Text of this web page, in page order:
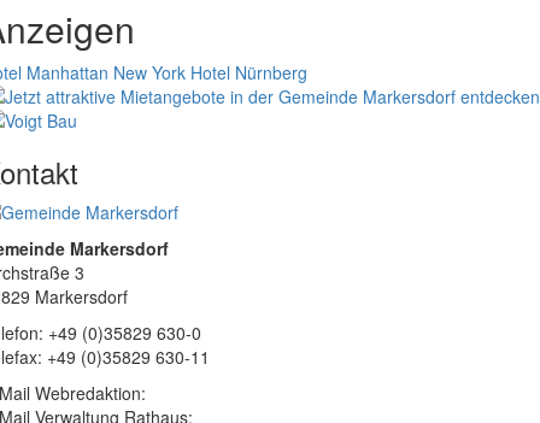
Manhattan New York Hotel Nürnberg
Markersdorf
3
Markersdorf
+49 (0)35829 630-0
+49 (0)35829 630-11
Webredaktion:
Verwaltung Rathaus: